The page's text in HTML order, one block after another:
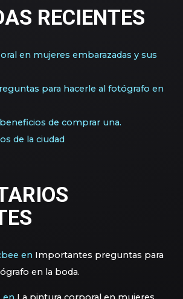
RECIENTES
en mujeres embarazadas y sus
para hacerle al fotógrafo en
de comprar una.
de la ciudad
en Importantes preguntas para
en la boda.